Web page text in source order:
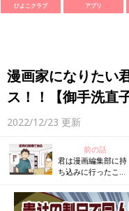
ひよこクラブ アプリ
漫画家になりたい
ス！！【御手洗直
2022/12/23 更新
前の話
君は漫画編集部に持
ち込みに行ったこと
子のコマダム日記 ＃
138】